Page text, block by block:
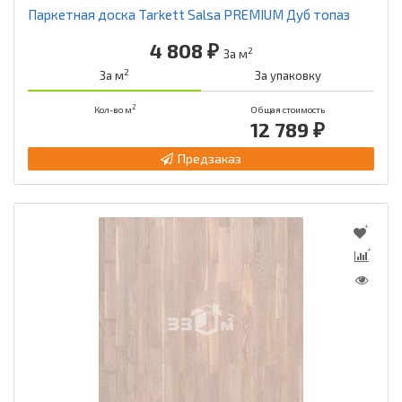
Паркетная доска Tarkett Salsa PREMIUM Дуб топаз
4 808 ₽ За м2
За м2 За упаковку
Кол-во м2 Общая стоимость
12 789 ₽
Предзаказ